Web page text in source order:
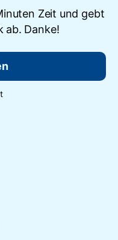
Zeit und gebt
ab. Danke!